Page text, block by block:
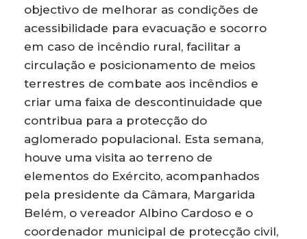
objectivo de melhorar as condições de
acessibilidade para evacuação e socorro
em caso de incêndio rural, facilitar a
circulação e posicionamento de meios
terrestres de combate aos incêndios e
criar uma faixa de descontinuidade que
contribua para a protecção do
aglomerado populacional. Esta semana,
houve uma visita ao terreno de
elementos do Exército, acompanhados
pela presidente da Câmara, Margarida
Belém, o vereador Albino Cardoso e o
coordenador municipal de protecção civil,